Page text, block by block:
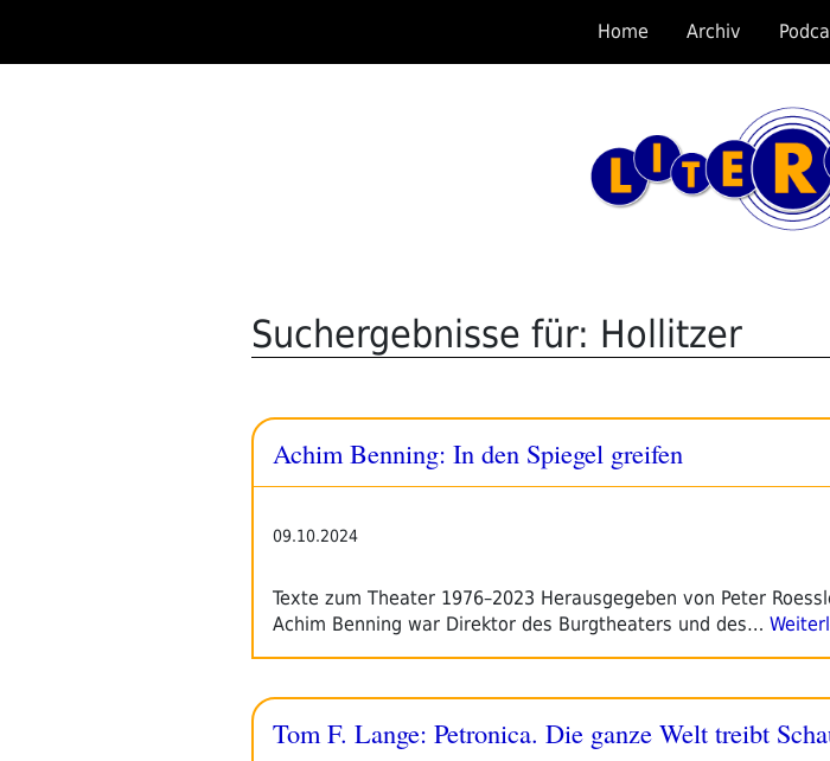
springen
Home Archiv
Suchergebnisse für: Hollitzer
Achim Benning: In den Spiegel greifen
09.10.2024
Texte zum Theater 1976–2023 Herausgegeben von Peter
Achim Benning war Direktor des Burgtheaters und des…
Tom F. Lange: Petronica. Die ganze Welt treibt